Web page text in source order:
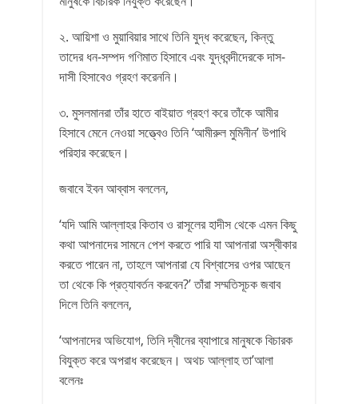
২. আয়িশা ও মুয়াবিয়ার সাথে তিনি যুদ্ধ করেছেন, কিন্তু
তাদের ধন-সম্পদ গণিমাত হিসাবে এবং যুদ্ধবন্দীদেরকে দাস-
দাসী হিসাবেও গ্রহণ করেননি।
৩. মুসলমানরা তাঁর হাতে বাইয়াত গ্রহণ করে তাঁকে আমীর
হিসাবে মেনে নেওয়া সত্ত্বেও তিনি ‘আমীরুল মুমিনীন’ উপাধি
পরিহার করেছেন।
জবাবে ইবন আব্বাস বললেন,
‘যদি আমি আল্লাহর কিতাব ও রাসূলের হাদীস থেকে এমন কিছু
কথা আপনাদের সামনে পেশ করতে পারি যা আপনারা অস্বীকার
করতে পারেন না, তাহলে আপনারা যে বিশ্বাসের ওপর আছেন
তা থেকে কি প্রত্যাবর্তন করবেন?’ তাঁরা সম্মতিসূচক জবাব
দিলে তিনি বললেন,
‘আপনাদের অভিযোগ, তিনি দ্বীনের ব্যাপারে মানুষকে বিচারক
বিযুক্ত করে অপরাধ করেছেন। অথচ আল্লাহ তা’আলা
বলেনঃ